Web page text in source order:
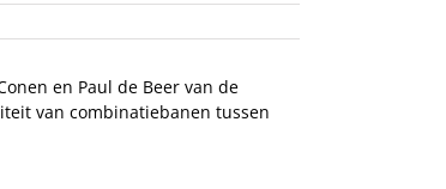
en Paul de Beer van de
van combinatiebanen tussen